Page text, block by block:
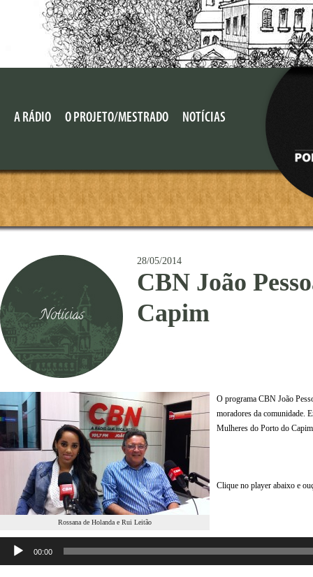
A RÁDIO O PROJETO/MESTRADO NOTÍCIAS
Notícias
28/05/2014
CBN João
Capim
Rossana de Holanda e Rui Leitão
O programa CBN João
moradores da comunidade.
Mulheres do Porto do
Clique no player abaixo e
Tocador
de
áudio
00:00